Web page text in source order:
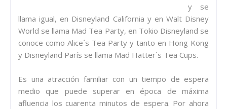
y se
llama igual, en Disneyland California y en Walt Disney
World se llama Mad Tea Party, en Tokio Disneyland se
conoce como Alice´s Tea Party y tanto en Hong Kong
y Disneyland París se llama Mad Hatter´s Tea Cups.
Es una atracción familiar con un tiempo de espera
medio que puede superar en época de máxima
afluencia los cuarenta minutos de espera. Por ahora